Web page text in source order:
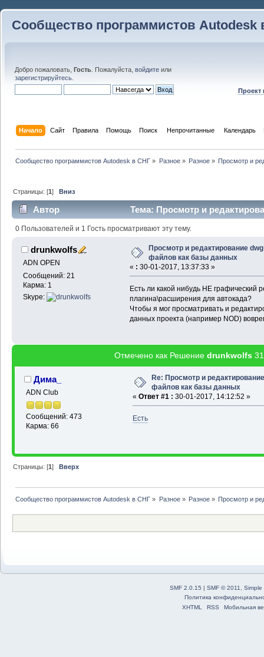
Сообщество программистов Autodesk
Добро пожаловать, Гость . Пожалуйста, войдите или
зарегистрируйтесь
Проект
Начало Сайт Правила Помощь Поиск Непрочитанные Календарь
Сообщество программистов Autodesk в СНГ » Разное» Разное» Просмотр и
Страницы: [1]Вниз
Автор
Тема: Просмотр и
(Прочитано 13064 раз)
0 Пользователей и 1 Гость просматривают эту тему.
drunkwolfs
ADN OPEN
Сообщений: 21
Карма: 1
Skype:
Просмотр и редактирование dwg
файлов как базы данных
« : 30-01-2017, 13:37:33 »
Есть ли какой нибудь НЕ графический
плагина\расширения для автокада?
Чтобы я мог просматривать и
данных проекта (например NOD)
Отмечено как Решение drunkwolfs
Дима_
ADN Club
Сообщений: 473
Карма: 66
Re: Просмотр и
файлов как базы данных
« Ответ #1 : 30-01-2017, 14:12:52 »
Есть
Страницы: [1]Вверх
Сообщество программистов Autodesk в СНГ » Разное» Разное» Просмотр и
SMF 2.0.15 | SMF © 2011
Simple
Политика
XHTML
RSS Мобильная